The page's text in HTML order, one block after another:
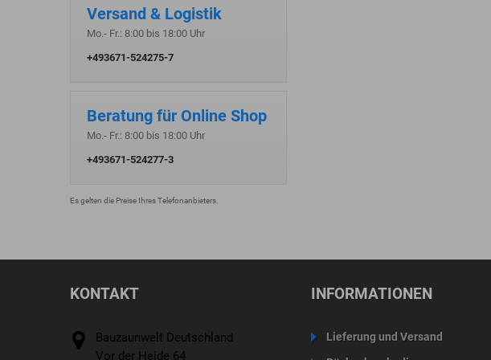
Versand & Logistik
Mo.- Fr.: 8:00 bis 18:00 Uhr
+493671-524275-7
Beratung für Online Shop
Mo.- Fr.: 8:00 bis 18:00 Uhr
+493671-524277-3
Es gelten die Preise Ihres Telefonanbieters.
KONTAKT
Bauzaunwelt Deutschland
Vor der Heide 64
INFORMATIONEN
Lieferung und Versand